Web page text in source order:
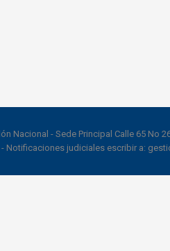
Nacional - Sede Principal Calle 65 No
Notificaciones judiciales escribir a: